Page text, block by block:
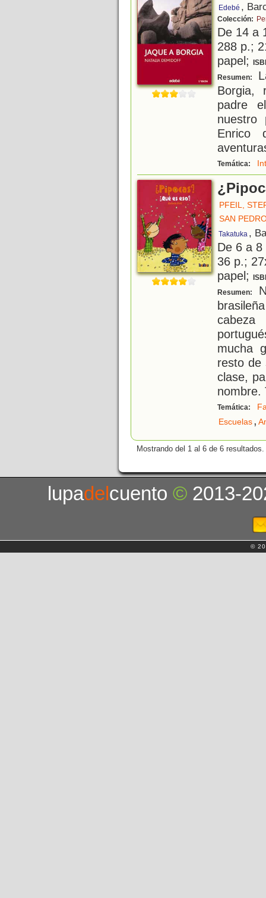
Edebé ,
Colección:
De 14 a
288 p.;
papel;
Resumen:
Borgia,
padre
nuestro
Enrico
Temática:
PFEIL,
SAN
Takatuka ,
De 6 a
36 p.;
papel;
Resumen:
mucha
resto de
clase,
nombre.
Temática:
Escuelas,
Mostrando del 1 al 6 de 6 resultados.
lupadelcuento© 2013-
©